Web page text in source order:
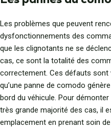
Les problèmes que peuvent
dysfonctionnements des
que les clignotants ne se
cas, ce sont la totalité des
correctement. Ces défauts sont
qu’une panne de comodo
bord du véhicule. Pour
très grande majorité des cas, il
emplacement en prenant soin